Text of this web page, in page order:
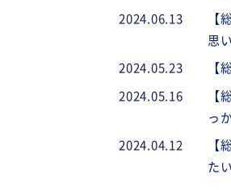
2024.06.13
思
2024.05.23
2024.05.16
っ
2024.04.12
た